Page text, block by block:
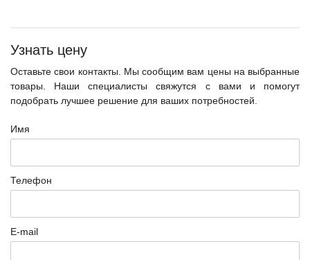
Узнать цену
Оставьте свои контакты. Мы сообщим вам цены на выбранные
товары. Наши специалисты свяжутся с вами и помогут
подобрать лучшее решение для ваших потребностей.
Имя
Телефон
E-mail